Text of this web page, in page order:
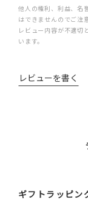
他人の権利、利益、名
はできませんのでご注
レビュー内容が不適切
います。
レビューを書く
ギフトラッピン